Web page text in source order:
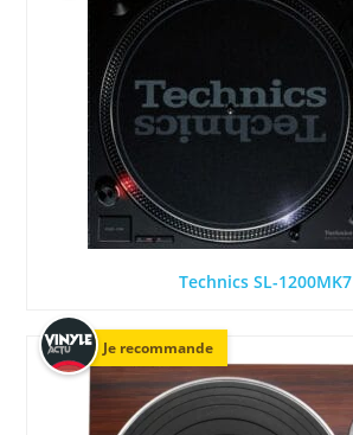
Technics SL-1200MK7
Je recommande